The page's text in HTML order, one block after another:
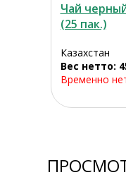
Чай
(25 пак.)
Казахстан
Вес нетто:
Временно